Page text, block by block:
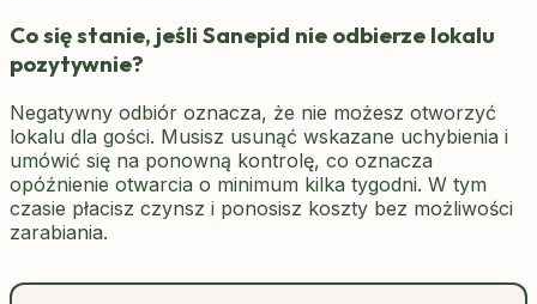
Co się stanie, jeśli Sanepid nie odbierze lokalu
pozytywnie?
Negatywny odbiór oznacza, że nie możesz otworzyć
lokalu dla gości. Musisz usunąć wskazane uchybienia i
umówić się na ponowną kontrolę, co oznacza
opóźnienie otwarcia o minimum kilka tygodni. W tym
czasie płacisz czynsz i ponosisz koszty bez możliwości
zarabiania.